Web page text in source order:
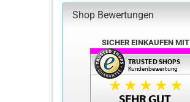
Shop Bewertungen
SICHER EINKAUFEN MIT